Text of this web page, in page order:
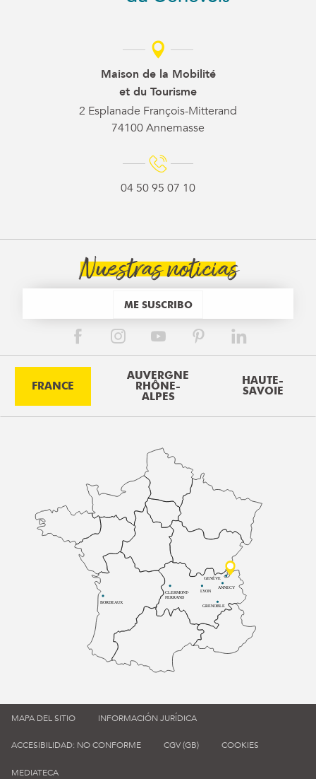
Maison de la Mobilité
et du Tourisme
2 Esplanade François-Mitterand
74100 Annemasse
04 50 95 07 10
Nuestras noticias
ME SUSCRIBO
FRANCE
AUVERGNE
RHÔNE-
ALPES
HAUTE-
SAVOIE
BORDEAUX
CLERMONT-
FERRAND
LYON
ANNECY
GRENOBLE
GENÈVE
MAPA DEL SITIO INFORMACIÓN JURÍDICA
ACCESIBILIDAD: NO CONFORME CGV (GB) COOKIES
MEDIATECA